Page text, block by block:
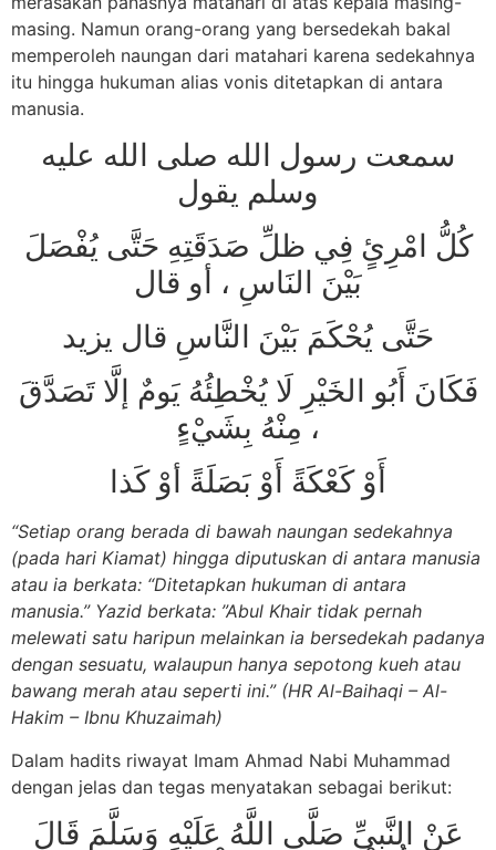
masing. Namun orang-orang yang bersedekah bakal
memperoleh naungan dari matahari karena sedekahnya
itu hingga hukuman alias vonis ditetapkan di antara
manusia.
سمعت رسول الله صلى الله عليه
وسلم يقول
كُلُّ امْرِئٍ فِي ظلِّ صَدَقَتِهِ حَتَّى يُفْصَلَ
بَيْنَ النَاسِ ، أو قال
حَتَّى يُحْكَمَ بَيْنَ النَّاسِ قال يزيد
فَكَانَ أَبُو الخَيْرِ لَا يُخْطِئُهُ يَومٌ إلَّا تَصَدَّقَ
مِنْهُ بِشَيْءٍ ،
أَوْ كَعْكَةً أَوْ بَصَلَةً أوْ كَذا
“Setiap orang berada di bawah naungan sedekahnya
(pada hari Kiamat) hingga diputuskan di antara manusia
atau ia berkata: “Ditetapkan hukuman di antara
manusia.” Yazid berkata: ”Abul Khair tidak pernah
melewati satu haripun melainkan ia bersedekah padanya
dengan sesuatu, walaupun hanya sepotong kueh atau
bawang merah atau seperti ini.” (HR Al-Baihaqi – Al-
Hakim – Ibnu Khuzaimah)
Dalam hadits riwayat Imam Ahmad Nabi Muhammad
dengan jelas dan tegas menyatakan sebagai berikut:
عَنْ النَّبِيِّ صَلَّى اللَّهُ عَلَيْهِ وَسَلَّمَ قَالَ